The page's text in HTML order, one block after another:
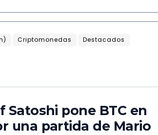
Criptomonedas
Destacados
Satoshi pone BTC en
una partida de Mario